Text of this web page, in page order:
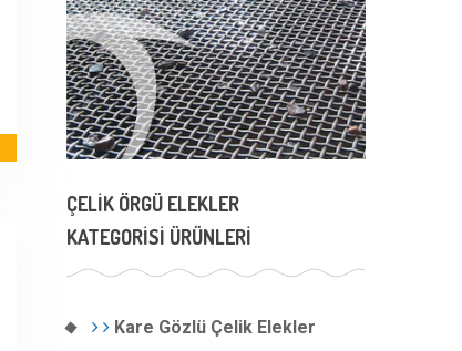
ÇELIK ÖRGÜ ELEKLER
KATEGORISI ÜRÜNLERI
Kare Gözlü Çelik Elekler